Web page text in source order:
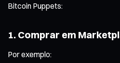
Bitcoin Puppets:
1. Comprar em
Por exemplo: